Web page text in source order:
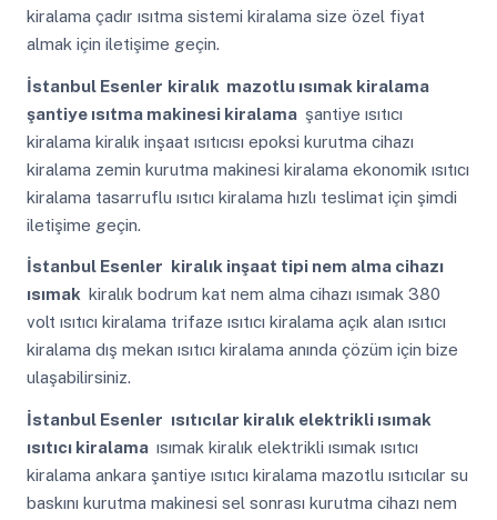
kiralama çadır ısıtma sistemi kiralama size özel fiyat
almak için iletişime geçin.
İstanbul Esenler kiralık mazotlu ısımak kiralama
şantiye ısıtma makinesi kiralama şantiye ısıtıcı
kiralama kiralık inşaat ısıtıcısı epoksi kurutma cihazı
kiralama zemin kurutma makinesi kiralama ekonomik ısıtıcı
kiralama tasarruflu ısıtıcı kiralama hızlı teslimat için şimdi
iletişime geçin.
İstanbul Esenler
kiralık inşaat tipi nem alma cihazı
ısımak kiralık bodrum kat nem alma cihazı ısımak 380
volt ısıtıcı kiralama trifaze ısıtıcı kiralama açık alan ısıtıcı
kiralama dış mekan ısıtıcı kiralama anında çözüm için bize
ulaşabilirsiniz.
İstanbul Esenler ısıtıcılar kiralık elektrikli ısımak
ısıtıcı kiralama ısımak kiralık elektrikli ısımak ısıtıcı
kiralama ankara şantiye ısıtıcı kiralama mazotlu ısıtıcılar su
baskını kurutma makinesi sel sonrası kurutma cihazı nem